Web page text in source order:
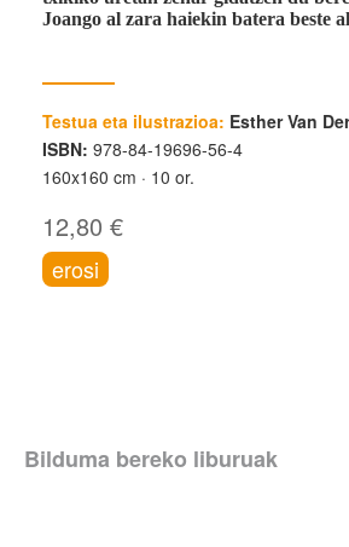
Joango al zara haiekin batera beste
Testua eta ilustrazioa: Esther Van
ISBN: 978-84-19696-56-4
160x160 cm
10 or.
12,80 €
erosi
Bilduma bereko liburuak